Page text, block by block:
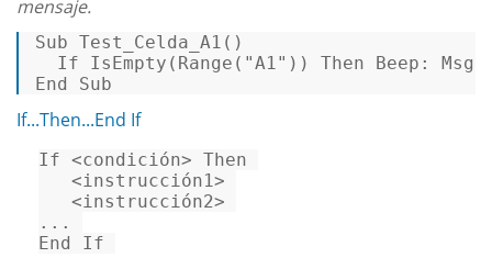
mensaje.
Sub Test_Celda_A1 ()
If IsEmpty (Range("A1")) Then Beep:
End Sub
If...Then...End If
If <condición> Then
<instrucción1>
<instrucción2>
...
End If